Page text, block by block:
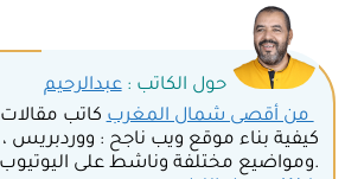
حول الكاتب :
عبدالرحيم
من أقصى شمال المغربكاتب مقالات
.ومواضيع مختلفة وناشط على